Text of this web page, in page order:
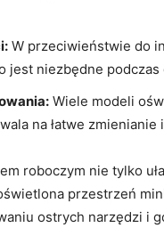
W przeciwieństwie do
jest niezbędne
Wiele ⁤modeli
na łatwe zmienianie
roboczym⁤ nie tylko⁢
przestrzeń
ostrych​ narzędzi i